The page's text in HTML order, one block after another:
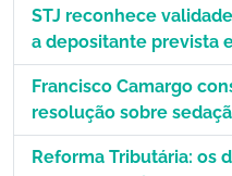
STJ reconhece
a depositante prevista
Francisco Camargo
resolução sobre
Reforma Tributária: os